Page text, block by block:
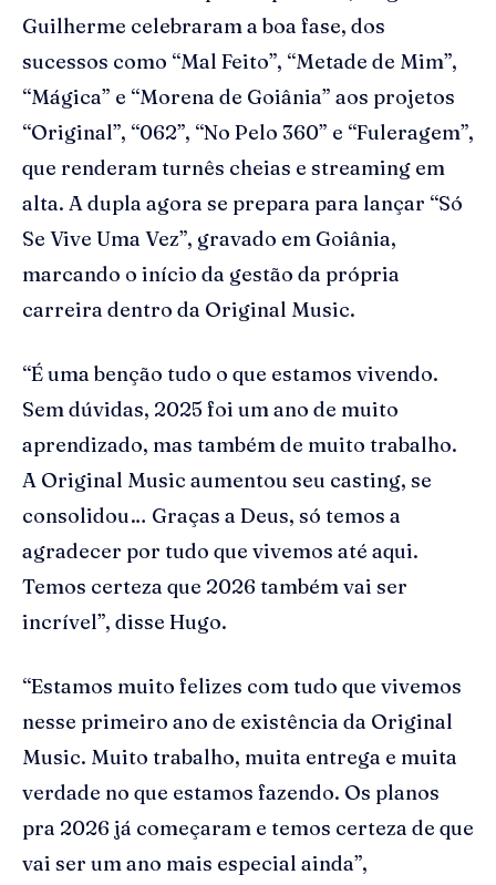
Guilherme celebraram a boa fase, dos
sucessos como “Mal Feito”, “Metade de Mim”,
“Mágica” e “Morena de Goiânia” aos projetos
“Original”, “062”, “No Pelo 360” e “Fuleragem”,
que renderam turnês cheias e streaming em
alta. A dupla agora se prepara para lançar “Só
Se Vive Uma Vez”, gravado em Goiânia,
marcando o início da gestão da própria
carreira dentro da Original Music.
“É uma benção tudo o que estamos vivendo.
Sem dúvidas, 2025 foi um ano de muito
aprendizado, mas também de muito trabalho.
A Original Music aumentou seu casting, se
consolidou… Graças a Deus, só temos a
agradecer por tudo que vivemos até aqui.
Temos certeza que 2026 também vai ser
incrível”, disse Hugo.
“Estamos muito felizes com tudo que vivemos
nesse primeiro ano de existência da Original
Music. Muito trabalho, muita entrega e muita
verdade no que estamos fazendo. Os planos
pra 2026 já começaram e temos certeza de que
vai ser um ano mais especial ainda”,